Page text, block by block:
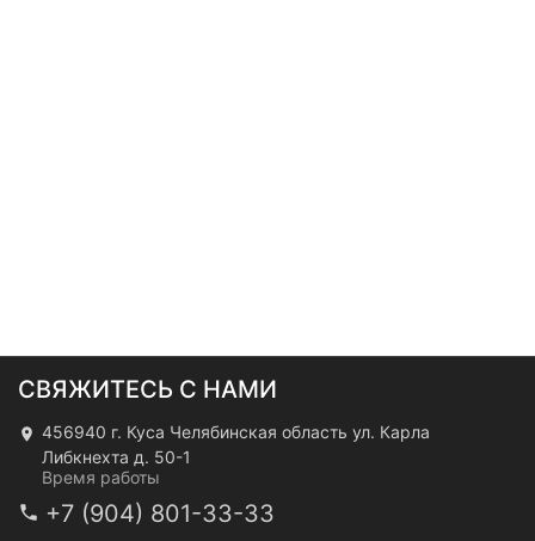
СВЯЖИТЕСЬ С НАМИ
456940 г. Куса Челябинская область ул. Карла
Либкнехта д. 50-1
Время работы
+7 (904) 801-33-33